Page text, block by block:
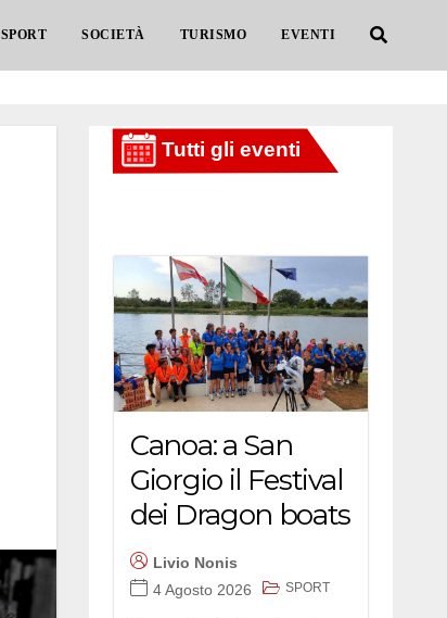
SPORT SOCIETÀ TURISMO EVENTI
Canoa: a San
Giorgio il Festival
dei Dragon boats
Livio Nonis
4 Agosto 2026
SPORT